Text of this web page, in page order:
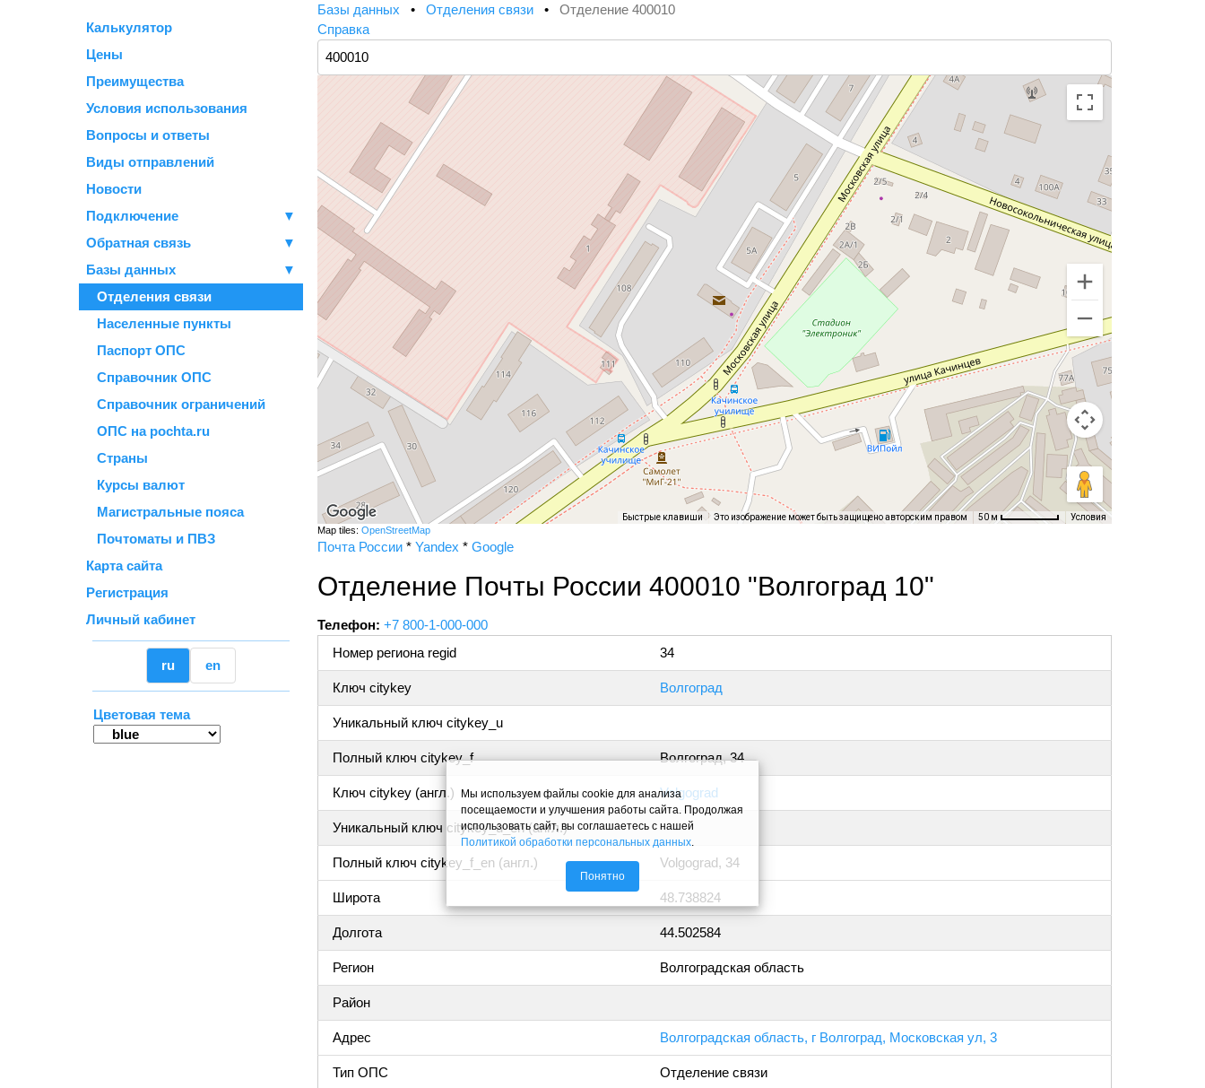
Калькулятор
Цены
Преимущества
Условия использования
Вопросы и ответы
Виды отправлений
Новости
Подключение
▼
Обратная связь
▼
Базы данных
▼
Отделения связи
Населенные пункты
Паспорт ОПС
Справочник ОПС
Справочник ограничений
ОПС на pochta.ru
Страны
Курсы валют
Магистральные пояса
Почтоматы и ПВЗ
Карта сайта
Регистрация
Личный кабинет
ru en
Цветовая тема
Базы данных • Отделения связи • Отделение 400010
Справка
Быстрые клавиши Это изображение может быть защищено авторским правом 50 м Условия
Map tiles: OpenStreetMap
Почта России * Yandex * Google
Отделение Почты России 400010 "Волгоград 10"
Телефон: +7 800-1-000-000
Номер региона regid
34
Ключ citykey Волгоград
Уникальный ключ citykey_u
Полный ключ citykey_f Волгоград, 34
Ключ citykey (англ.) Volgograd
Уникальный ключ citykey_u_en (англ.)
Полный ключ citykey_f_en (англ.) Volgograd, 34
Широта 48.738824
Долгота 44.502584
Регион Волгоградская область
Район
Адрес Волгоградская область, г Волгоград, Московская ул, 3
Тип ОПС Отделение связи
Мы используем файлы cookie для анализа
посещаемости и улучшения работы сайта. Продолжая
использовать сайт, вы соглашаетесь с нашей
Политикой обработки персональных данных
Понятно